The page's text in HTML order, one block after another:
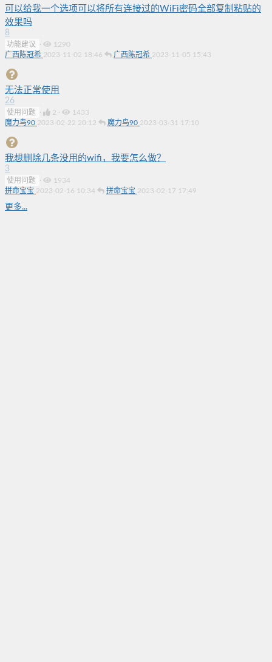
可以给我一个选项可以将所有连接过的WiFi密码全部复制粘贴的
效果吗
8
功能建议 ·
1290
广西陈冠希 2023-11-02 18:46 广西陈冠希 2023-11-05 15:43
无法正常使用
26
使用问题 · 2 ·
1433
魔力鸟90 2023-02-22 20:12 魔力鸟90 2023-03-31 17:10
我想删除几条没用的wifi，我要怎么做？
3
使用问题 ·
1934
拼命宝宝 2023-02-16 10:34 拼命宝宝 2023-02-17 17:49
更多...